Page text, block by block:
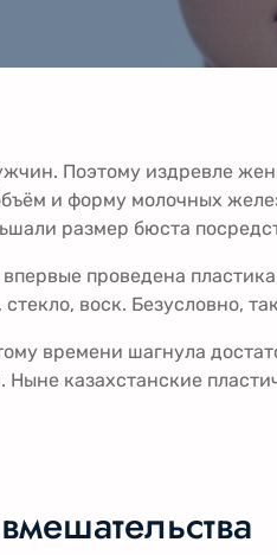
Поэтому издревле
и форму молочных
размер бюста
проведена
воск. Безусловно,
времени шагнула
казахстанские